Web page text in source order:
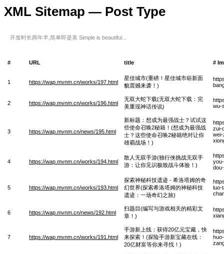
XML Sitemap — Post Type
开发时长两年半,简单即是美 Simple is beautiful...
# URL title #
1 https://wap.mvnm.cn/works/197.html
星佳城市(重磅！星佳城市崭新面
貌震撼来袭！)
2 https://wap.mvnm.cn/works/196.html
无双大蛇下载(无双大蛇下载：完
美重现神话传说)
wu-
3 https://wap.mvnm.cn/news/195.html
新标题：想成为最强战士？试试这
些使命召唤2秘籍！(想成为最强战
士？这些使命召唤2秘籍绝对让你
雄霸战场！)
zui-
4 https://wap.mvnm.cn/works/194.html
散人无双手游(独行侠挑战无双手
游：让你见识极致战斗体验！)
5 https://wap.mvnm.cn/works/193.html
探索神秘科技遗迹 - 希洛塔姆的奇
幻世界(探索希洛塔姆的神秘科技
遗迹：一场奇幻之旅)
luo-
6 https://wap.mvnm.cn/news/192.html
扫题目(编写与游戏相关的精彩文
章！)
7 https://wap.mvnm.cn/works/191.html
手游新上线：获得20亿元宝藏，快
来探索！(探险手游新宝藏在线：
20亿财富等你来寻找！)